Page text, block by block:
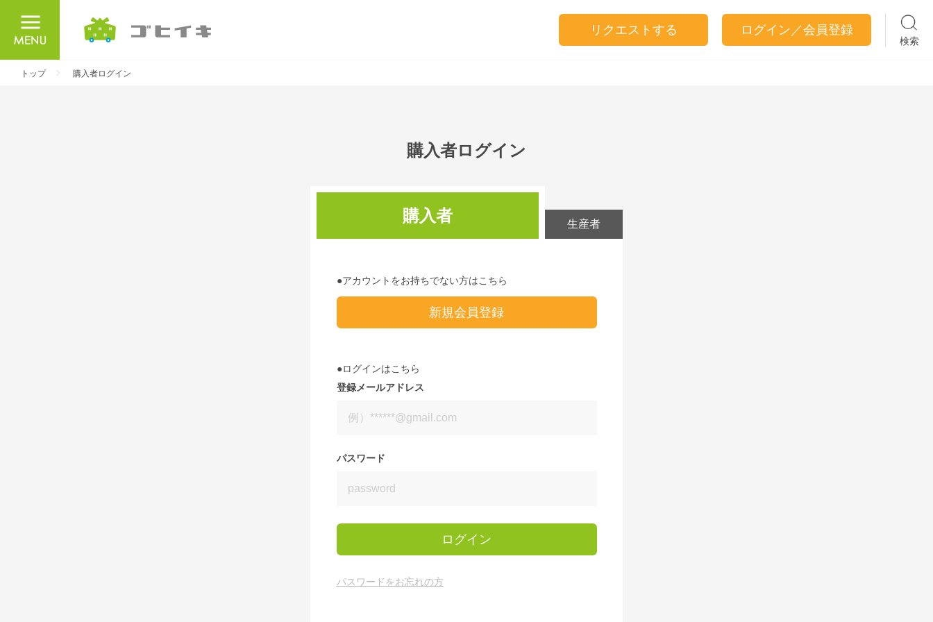
リクエストする ログイン／会員登録
検索
トップ 購入者ログイン
購入者ログイン
購入者 生産者
●アカウントをお持ちでない方はこちら
新規会員登録
●ログインはこちら
登録メールアドレス
パスワード
ログイン
パスワードをお忘れの方